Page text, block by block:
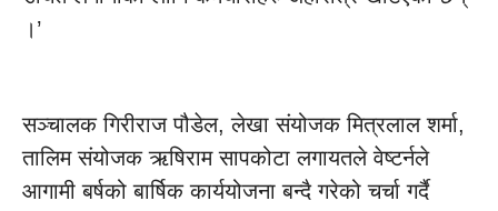
।’
सञ्चालक गिरीराज पौडेल, लेखा संयोजक मित्रलाल शर्मा,
तालिम संयोजक ऋषिराम सापकोटा लगायतले वेष्टर्नले
आगामी बर्षको बार्षिक कार्ययोजना बन्दै गरेको चर्चा गर्दै